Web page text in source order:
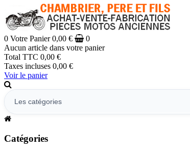
0 Votre Panier 0,00 €
0
Aucun article dans votre panier
Total TTC 0,00 €
Taxes incluses 0,00 €
Voir le panier
Catégories